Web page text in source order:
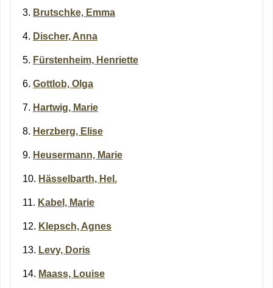
Brutschke, Emma
Discher, Anna
Fürstenheim, Henriette
Gottlob, Olga
Hartwig, Marie
Herzberg, Elise
Heusermann, Marie
Hässelbarth, Hel.
Kabel, Marie
Klepsch, Agnes
Levy, Doris
Maass, Louise